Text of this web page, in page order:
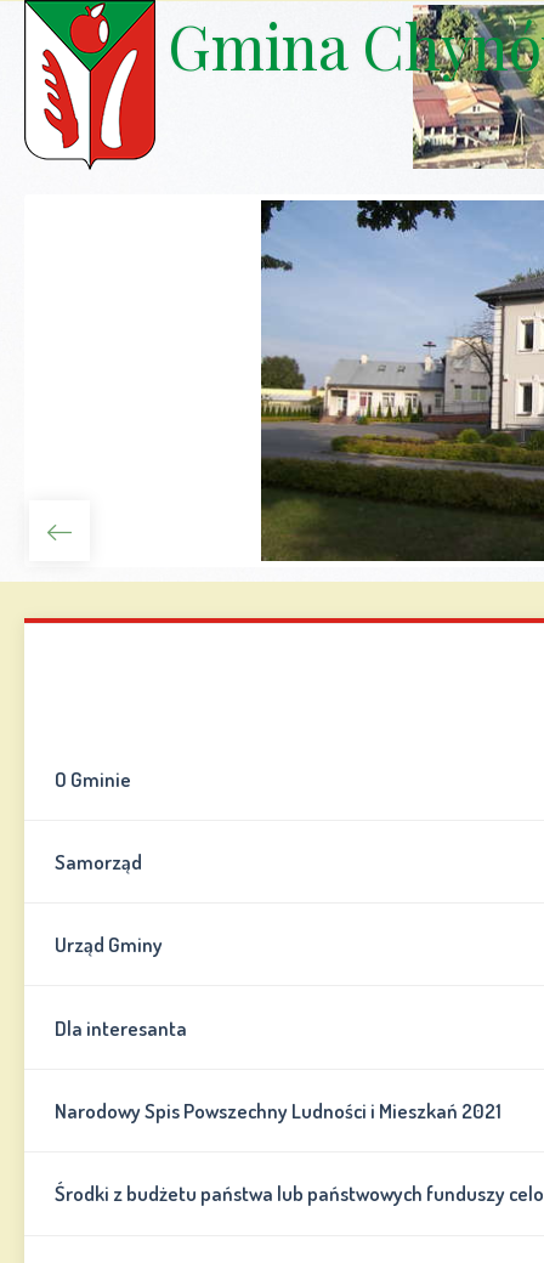
Gmina
O Gminie
Samorząd
Urząd Gminy
Dla interesanta
Narodowy Spis Powszechny Ludności i Mieszkań 2021
Środki z budżetu państwa lub państwowych funduszy